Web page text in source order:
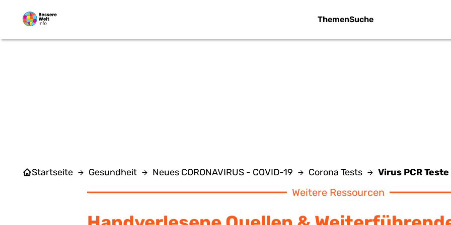
ThemenSuche
Startseite Gesundheit Neues CORONAVIRUS - COVID-19 Corona Tests Virus PCR Teste
Weitere Ressourcen